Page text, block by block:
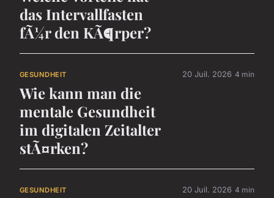
das Intervallfasten
fÃ¼r den KÃ¶rper?
GESUNDHEIT
Wie kann man die
mentale Gesundheit
im digitalen Zeitalter
stÃ¤rken?
20 Juil. 2026 4 min
GESUNDHEIT 20 Juil. 2026 4 min